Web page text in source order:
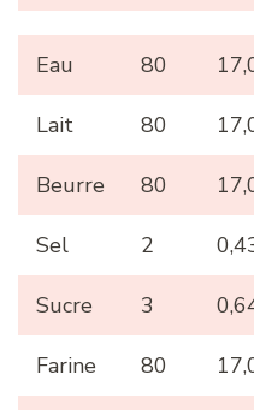
Eau 80
Lait 80
Beurre 80
Sel 2
Sucre 3
Farine 80